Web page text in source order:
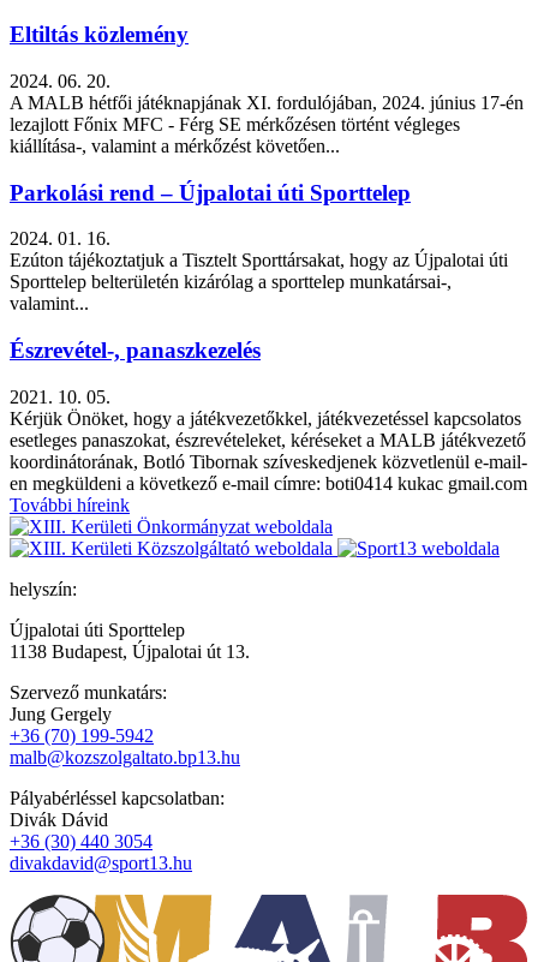
Eltiltás közlemény
2024. 06. 20.
A MALB hétfői játéknapjának XI. fordulójában, 2024. június 17-én
lezajlott Főnix MFC - Férg SE mérkőzésen történt végleges
kiállítása-, valamint a mérkőzést követően...
Parkolási rend – Újpalotai úti Sporttelep
2024. 01. 16.
Ezúton tájékoztatjuk a Tisztelt Sporttársakat, hogy az Újpalotai úti
Sporttelep belterületén kizárólag a sporttelep munkatársai-,
valamint...
Észrevétel-, panaszkezelés
2021. 10. 05.
Kérjük Önöket, hogy a játékvezetőkkel, játékvezetéssel kapcsolatos
esetleges panaszokat, észrevételeket, kéréseket a MALB játékvezető
koordinátorának, Botló Tibornak szíveskedjenek közvetlenül e-mail-
en megküldeni a következő e-mail címre: boti0414 kukac gmail.com
További híreink
helyszín:
Újpalotai úti Sporttelep
1138 Budapest, Újpalotai út 13.
Szervező munkatárs:
Jung Gergely
+36 (70) 199-5942
malb@kozszolgaltato.bp13.hu
Pályabérléssel kapcsolatban:
Divák Dávid
+36 (30) 440 3054
divakdavid@sport13.hu